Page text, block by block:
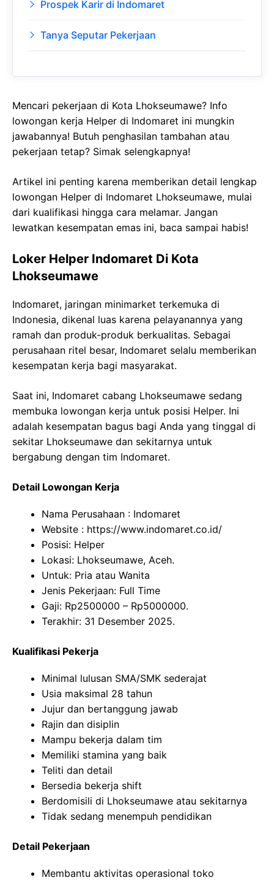
Prospek Karir di Indomaret
Tanya Seputar Pekerjaan
Mencari pekerjaan di Kota Lhokseumawe? Info
lowongan kerja Helper di Indomaret ini mungkin
jawabannya! Butuh penghasilan tambahan atau
pekerjaan tetap? Simak selengkapnya!
Artikel ini penting karena memberikan detail lengkap
lowongan Helper di Indomaret Lhokseumawe, mulai
dari kualifikasi hingga cara melamar. Jangan
lewatkan kesempatan emas ini, baca sampai habis!
Loker Helper Indomaret Di Kota
Lhokseumawe
Indomaret, jaringan minimarket terkemuka di
Indonesia, dikenal luas karena pelayanannya yang
ramah dan produk-produk berkualitas. Sebagai
perusahaan ritel besar, Indomaret selalu memberikan
kesempatan kerja bagi masyarakat.
Saat ini, Indomaret cabang Lhokseumawe sedang
membuka lowongan kerja untuk posisi Helper. Ini
adalah kesempatan bagus bagi Anda yang tinggal di
sekitar Lhokseumawe dan sekitarnya untuk
bergabung dengan tim Indomaret.
Detail Lowongan Kerja
Nama Perusahaan : Indomaret
Website : https://www.indomaret.co.id/
Posisi: Helper
Lokasi: Lhokseumawe, Aceh.
Untuk: Pria atau Wanita
Jenis Pekerjaan: Full Time
Gaji: Rp2500000 – Rp5000000.
Terakhir: 31 Desember 2025.
Kualifikasi Pekerja
Minimal lulusan SMA/SMK sederajat
Usia maksimal 28 tahun
Jujur dan bertanggung jawab
Rajin dan disiplin
Mampu bekerja dalam tim
Memiliki stamina yang baik
Teliti dan detail
Bersedia bekerja shift
Berdomisili di Lhokseumawe atau sekitarnya
Tidak sedang menempuh pendidikan
Detail Pekerjaan
Membantu aktivitas operasional toko